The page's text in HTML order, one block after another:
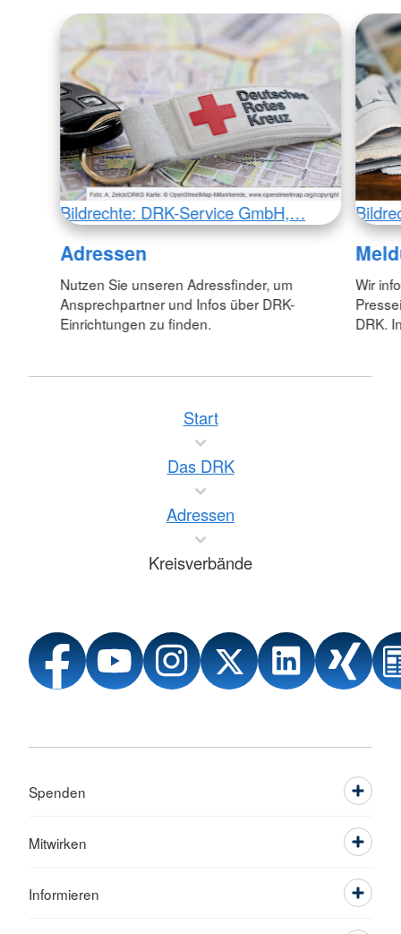
Bildrechte: DRK-Service GmbH,…
Adressen
Nutzen Sie unseren Adressfinder, um
Ansprechpartner und Infos über DRK-
Einrichtungen zu finden.
Wir
DRK.
Start
Das DRK
Adressen
Kreisverbände
Spenden
Mitwirken
Informieren